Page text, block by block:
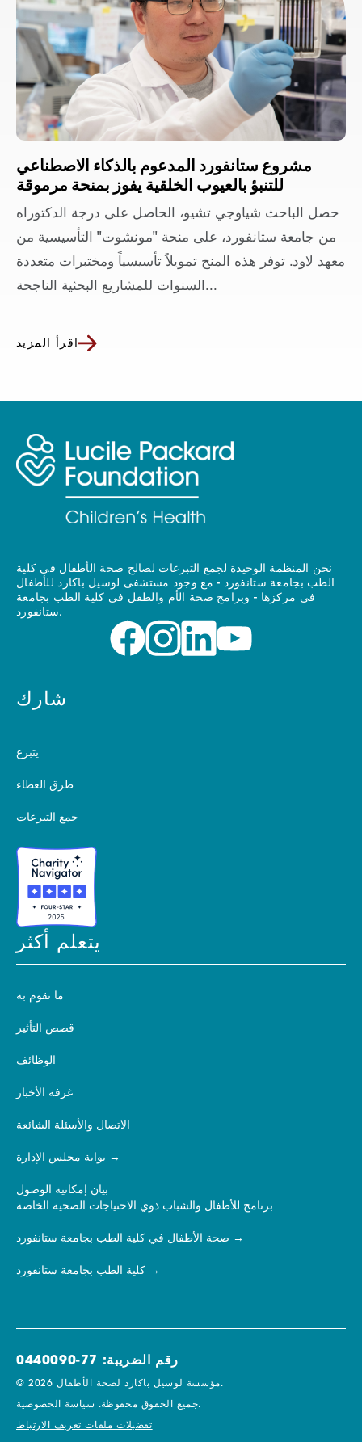
مشروع ستانفورد المدعوم بالذكاء الاصطناعي
للتنبؤ بالعيوب الخلقية يفوز بمنحة مرموقة
حصل الباحث شياوجي تشيو، الحاصل على درجة الدكتوراه
من جامعة ستانفورد، على منحة "مونشوت" التأسيسية من
معهد لاود. توفر هذه المنح تمويلاً تأسيسياً ومختبرات متعددة
السنوات للمشاريع البحثية الناجحة...
اقرأ المزيد
نحن المنظمة الوحيدة لجمع التبرعات لصالح صحة الأطفال في كلية
الطب بجامعة ستانفورد - مع وجود مستشفى لوسيل باكارد للأطفال
في مركزها - وبرامج صحة الأم والطفل في كلية الطب بجامعة
ستانفورد.
شارك
يتبرع
طرق العطاء
جمع التبرعات
يتعلم أكثر
ما نقوم به
قصص التأثير
الوظائف
غرفة الأخبار
الاتصال والأسئلة الشائعة
بوابة مجلس الإدارة
بيان إمكانية الوصول
برنامج للأطفال والشباب ذوي الاحتياجات الصحية الخاصة
صحة الأطفال في كلية الطب بجامعة ستانفورد
كلية الطب بجامعة ستانفورد
رقم الضريبة: 77-0440090
© 2026 مؤسسة لوسيل باكارد لصحة الأطفال.
جميع الحقوق محفوظة.سياسة الخصوصية.
تفضيلات ملفات تعريف الارتباط